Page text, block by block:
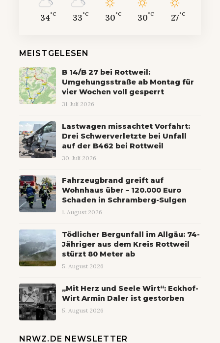
34°C 33°C 30°C 30°C 27°C
MEISTGELESEN
B 14/B 27 bei Rottweil:
Umgehungsstraße ab Montag für
vier Wochen voll gesperrt
31. Juli 2026
Lastwagen missachtet Vorfahrt:
Drei Schwerverletzte bei Unfall
auf der B462 bei Rottweil
30. Juli 2026
Fahrzeugbrand greift auf
Wohnhaus über – 120.000 Euro
Schaden in Schramberg-Sulgen
1. August 2026
Tödlicher Bergunfall im Allgäu: 74-
Jähriger aus dem Kreis Rottweil
stürzt 80 Meter ab
5. August 2026
„Mit Herz und Seele Wirt“: Eckhof-
Wirt Armin Daler ist gestorben
5. August 2026
NRWZ.DE NEWSLETTER